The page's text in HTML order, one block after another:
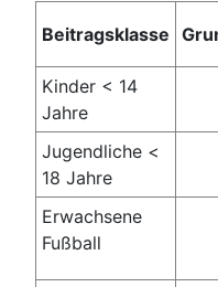
Beitragsklasse
Kinder < 14
Jahre
Jugendliche <
18 Jahre
Erwachsene
Fußball